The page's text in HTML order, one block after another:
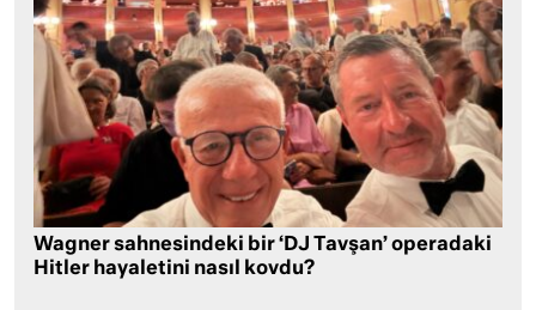
Wagner sahnesindeki bir ‘DJ Tavşan’ operadaki
Hitler hayaletini nasıl kovdu?